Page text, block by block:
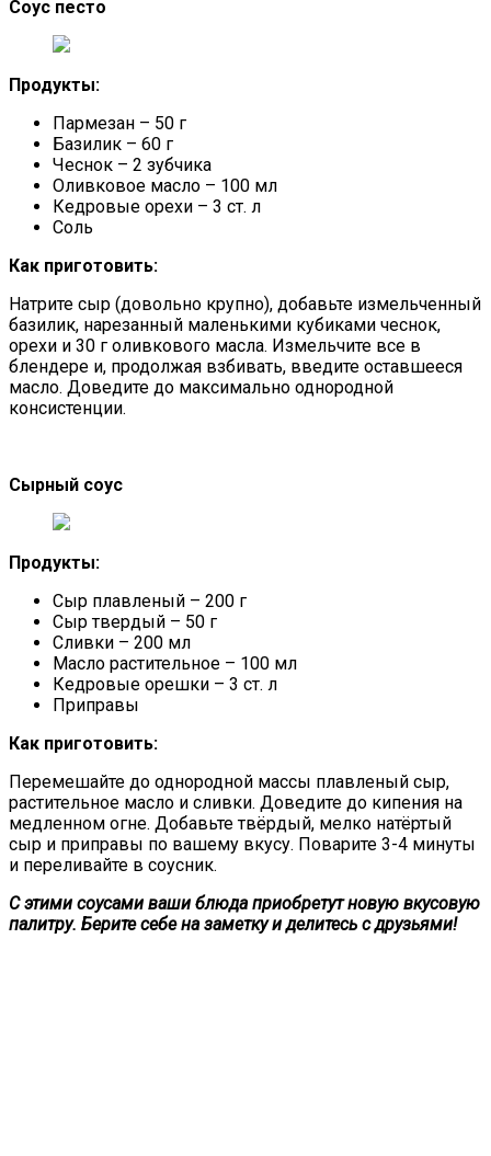
Соус песто
Продукты:
Пармезан – 50 г
Базилик – 60 г
Чеснок – 2 зубчика
Оливковое масло – 100 мл
Кедровые орехи – 3 ст. л
Соль
Как приготовить:
Натрите сыр (довольно крупно), добавьте измельченный
базилик, нарезанный маленькими кубиками чеснок,
орехи и 30 г оливкового масла. Измельчите все в
блендере и, продолжая взбивать, введите оставшееся
масло. Доведите до максимально однородной
консистенции.
Сырный соус
Продукты:
Сыр плавленый – 200 г
Сыр твердый – 50 г
Сливки – 200 мл
Масло растительное – 100 мл
Кедровые орешки – 3 ст. л
Приправы
Как приготовить:
Перемешайте до однородной массы плавленый сыр,
растительное масло и сливки. Доведите до кипения на
медленном огне. Добавьте твёрдый, мелко натёртый
сыр и приправы по вашему вкусу. Поварите 3-4 минуты
и переливайте в соусник.
С этими соусами ваши блюда приобретут новую вкусовую
палитру. Берите себе на заметку и делитесь с друзьями!